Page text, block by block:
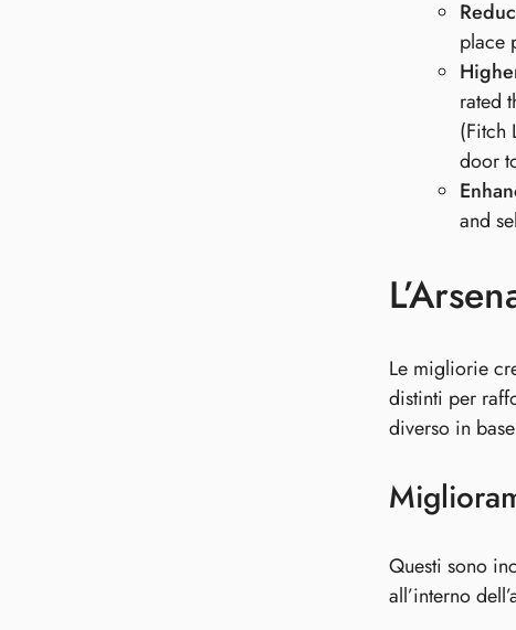
place
rated
(Fitch
door
and
Le migliorie
distinti per
diverso in
Questi sono
all’interno